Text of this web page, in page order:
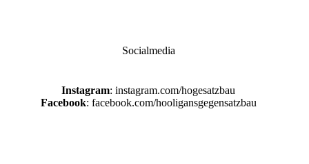
Socialmedia
Instagram: instagram.com/hogesatzbau
Facebook: facebook.com/hooligansgegensatzbau